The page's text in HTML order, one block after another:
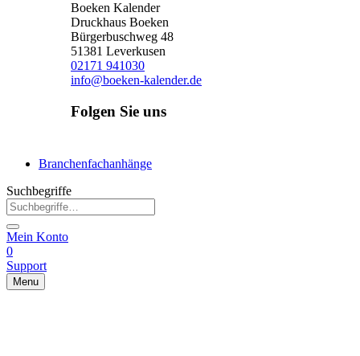
Boeken Kalender
Druckhaus Boeken
Bürgerbuschweg 48
51381 Leverkusen
02171 941030
info@boeken-kalender.de
Folgen Sie uns
Branchenfachanhänge
Suchbegriffe
Mein Konto
0
Support
Menu